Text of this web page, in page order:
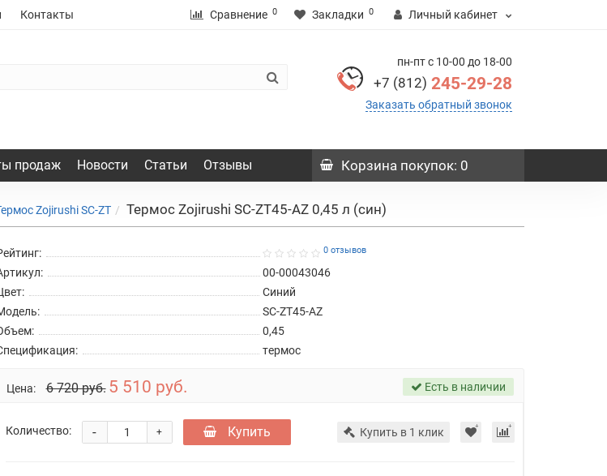
Контакты Сравнение 0 Закладки 0 Личный кабинет
пн-пт с 10-00 до 18-00
+7 (812) 245-29-28
Заказать обратный звонок
продаж Новости Статьи Отзывы Корзина покупок: 0
Zojirushi SC-ZT Термос Zojirushi SC-ZT45-AZ 0,45 л (син)
0 отзывов
00-00043046
Синий
SC-ZT45-AZ
0,45
термос
Цена: 6 720 руб. 5 510 руб. Есть в наличии
Количество: +
- Купить Купить в 1 клик